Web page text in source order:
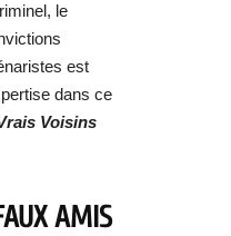
le
est
dans ce
Voisins
AMIS